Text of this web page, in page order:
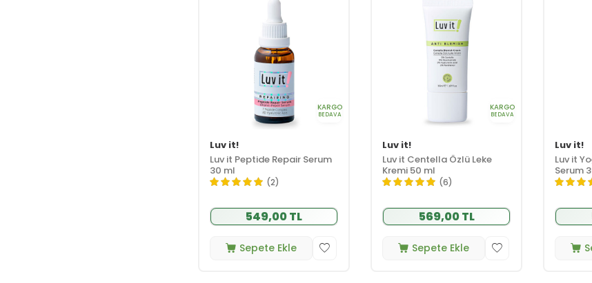
KARGO
BEDAVA
Luv it!
Luv it Peptide Repair Serum
30 ml
(2)
549,00 TL
Sepete Ekle
KARGO
BEDAVA
Luv it!
Luv it Centella Özlü Leke
Kremi 50 ml
(6)
569,00 TL
Sepete Ekle
Luv it!
Luv it
Serum